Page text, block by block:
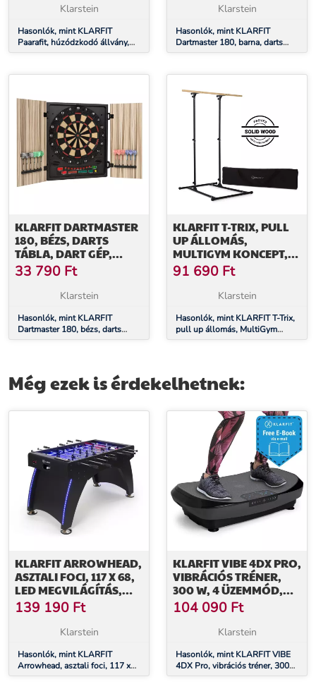
Klarstein
Hasonlók, mint KLARFIT
Paarafit, húzódzkodó állvány,
TRX kötéllel, fekete
Klarstein
Hasonlók, mint KLARFIT
Dartmaster 180, barna, darts
tábla, darts gép, soft tip, ajtó,
KLARFIT DARTMASTER
180, BÉZS, DARTS
TÁBLA, DART GÉP,
PUHA HEGYŰ, AJTÓ
33 790 Ft
Klarstein
Hasonlók, mint KLARFIT
Dartmaster 180, bézs, darts
tábla, dart gép, puha hegyű, ajtó
KLARFIT T-TRIX, PULL
UP ÁLLOMÁS,
MULTIGYM KONCEPT,
MAX. 110 KG,
SZÁLLÍTÓTÁSKA,
91 690 Ft
Klarstein
Hasonlók, mint KLARFIT T-Trix,
pull up állomás, MultiGym
koncept, max. 110 kg,
Még ezek is érdekelhetnek:
KLARFIT ARROWHEAD,
ASZTALI FOCI, 117 X 68,
LED MEGVILÁGÍTÁS,
AUTOMATIKUS
GÓLSZÁMLÁLÓ, FEKETE
139 190 Ft
Klarstein
Hasonlók, mint KLARFIT
Arrowhead, asztali foci, 117 x
68, LED megvilágítás,
KLARFIT VIBE 4DX PRO,
VIBRÁCIÓS TRÉNER,
300 W, 4 ÜZEMMÓD,
4DX TRIPLEMOTOR,
SZÜRKE, FEKETE
104 090 Ft
Klarstein
Hasonlók, mint KLARFIT VIBE
4DX Pro, vibrációs tréner, 300
W, 4 üzemmód, 4DX